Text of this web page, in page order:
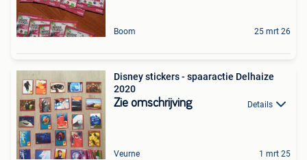
Boom 25 mrt 26
Disney stickers - spaaractie Delhaize
2020
Zie omschrijving Details
Veurne 1 mrt 25